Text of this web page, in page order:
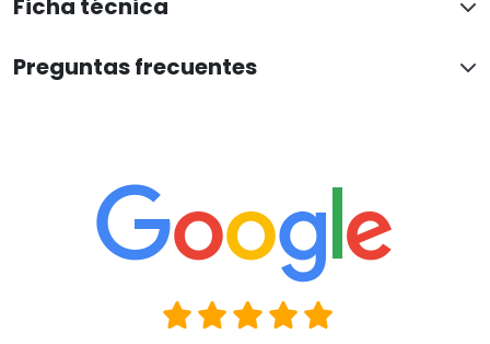
Ficha técnica
Preguntas frecuentes